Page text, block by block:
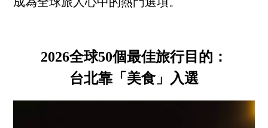
成為全球旅人心中的熱門選項。
2026全球50個最佳旅行目的：
台北靠「美食」入選